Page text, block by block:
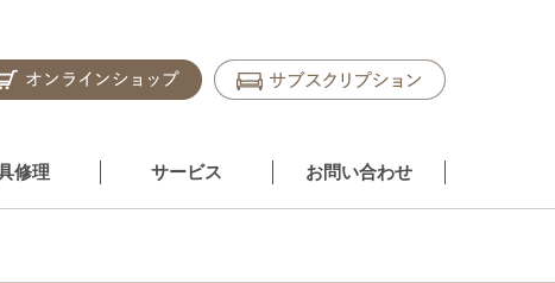
修理 サービス お問い合わせ